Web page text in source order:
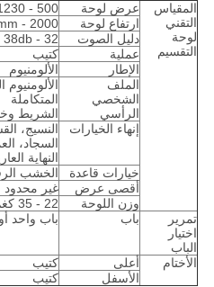
المقياس
التقني
لوحة
التقسيم
عرض لوحة
500 - 1230 مم
ارتفاع لوحة
2000 - 4000mm
دليل الصوت
32 - 38db
عملية
كتيب
الإطار
الألومنيوم
الملف
الشخصي
الرأسي
المتكاملة
الشريط
إنهاء الخيارات
النسيج،
السجاد،
النهاية
خيارات قاعدة
الخشب
أقصى عرض
غير محدود
وزن اللوحة
22 - 35 كغم / متر مربع
تمرير
اختيار
الباب
باب باب واحد
الأختام أعلى
كتيب
الأسفل
كتيب